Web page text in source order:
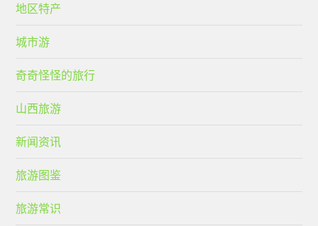
地区特产
城市游
奇奇怪怪的旅行
山西旅游
新闻资讯
旅游图鉴
旅游常识